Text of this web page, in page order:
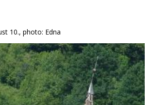
10., photo: Edna